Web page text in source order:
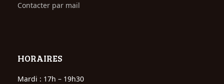
Contacter par mail
HORAIRES
Mardi : 17h – 19h30